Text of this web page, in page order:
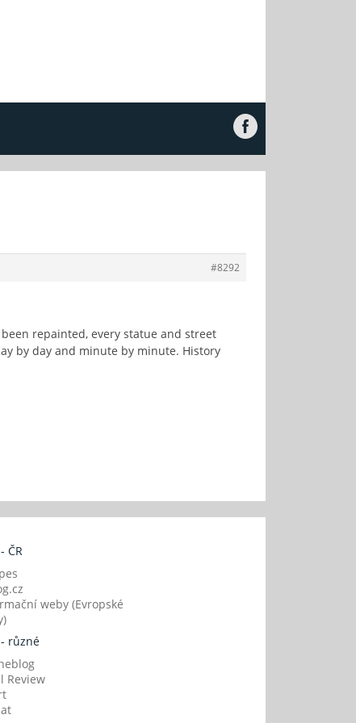
#8292
repainted, every statue and street
by day and minute by minute. History
ČR
weby (Evropské
různé
Review